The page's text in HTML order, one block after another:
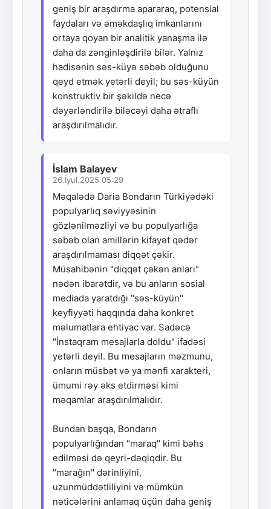
geniş bir araşdırma apararaq, potensial
faydaları və əməkdaşlıq imkanlarını
ortaya qoyan bir analitik yanaşma ilə
daha da zənginləşdirilə bilər. Yalnız
hadisənin səs-küyə səbəb olduğunu
qeyd etmək yetərli deyil; bu səs-küyün
konstruktiv bir şəkildə necə
dəyərləndirilə biləcəyi daha ətraflı
araşdırılmalıdır.
İslam Balayev
26.İyul.2025 05:29
Məqalədə Daria Bondarın Türkiyədəki
populyarlıq səviyyəsinin
gözlənilməzliyi və bu populyarlığa
səbəb olan amillərin kifayət qədər
araşdırılmaması diqqət çəkir.
Müsahibənin "diqqət çəkən anları"
nədən ibarətdir, və bu anların sosial
mediada yaratdığı "səs-küyün"
keyfiyyəti haqqında daha konkret
məlumatlara ehtiyac var. Sadəcə
"İnstaqram mesajlarla doldu" ifadəsi
yetərli deyil. Bu mesajların məzmunu,
onların müsbət və ya mənfi xarakteri,
ümumi rəy əks etdirməsi kimi
məqamlar araşdırılmalıdır.
Bundan başqa, Bondarın
populyarlığından "maraq" kimi bəhs
edilməsi də qeyri-dəqiqdir. Bu
"marağın" dərinliyini,
uzunmüddətliliyini və mümkün
nəticələrini anlamaq üçün daha geniş